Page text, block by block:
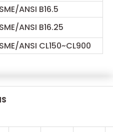
ANSI B16.5
ANSI B16.25
ANSI CL150~CL900